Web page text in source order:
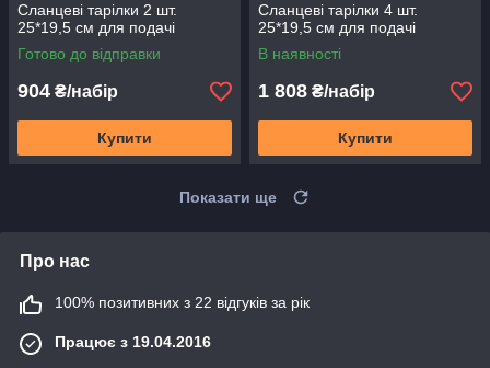
Сланцеві тарілки 2 шт.
25*19,5 см для подачі
Готово до відправки
904 ₴/набір
Купити
Сланцеві тарілки 4 шт.
25*19,5 см для подачі
В наявності
1 808 ₴/набір
Купити
Показати ще
Про нас
100% позитивних з 22 відгуків за рік
Працює з 19.04.2016